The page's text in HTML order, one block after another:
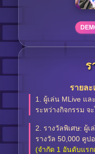
ร
รายละ
1. ผู้เล่น MLive แล
ระหว่างกิจกรรม จ
2. รางวัลพิเศษ: ผู้
รางวัล 50,000 คูป
(จำกัด 1 อันดับแรก